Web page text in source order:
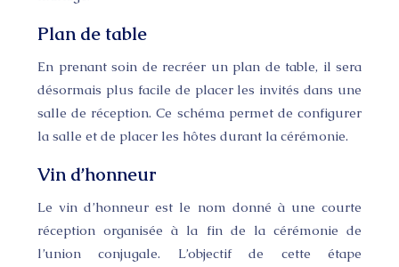
Plan de table
En prenant soin de recréer un plan de table, il sera
désormais plus facile de placer les invités dans une
salle de réception. Ce schéma permet de configurer
la salle et de placer les hôtes durant la cérémonie.
Vin d’honneur
Le vin d’honneur est le nom donné à une courte
réception organisée à la fin de la cérémonie de
l’union conjugale. L’objectif de cette étape